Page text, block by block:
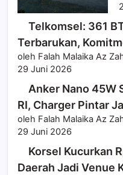
Telkomsel: 361
Terbarukan,
oleh Falah Malaika Az
29 Juni 2026
Anker Nano 45W
RI, Charger Pintar
oleh Falah Malaika Az
29 Juni 2026
Korsel Kucurkan
Daerah Jadi Venue